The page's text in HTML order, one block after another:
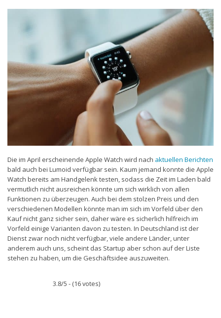
Flatrate-Datentarife
Die im April erscheinende Apple Watch wird nach aktuellen Berichten
bald auch bei Lumoid verfügbar sein. Kaum jemand konnte die Apple
Watch bereits am Handgelenk testen, sodass die Zeit im Laden bald
vermutlich nicht ausreichen könnte um sich wirklich von allen
Funktionen zu überzeugen. Auch bei dem stolzen Preis und den
verschiedenen Modellen könnte man im sich im Vorfeld über den
Kauf nicht ganz sicher sein, daher wäre es sicherlich hilfreich im
Vorfeld einige Varianten davon zu testen. In Deutschland ist der
Dienst zwar noch nicht verfügbar, viele andere Länder, unter
anderem auch uns, scheint das Startup aber schon auf der Liste
stehen zu haben, um die Geschäftsidee auszuweiten.
3.8/5 - (16 votes)